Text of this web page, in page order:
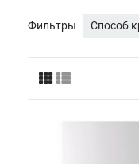
Фильтры Способ